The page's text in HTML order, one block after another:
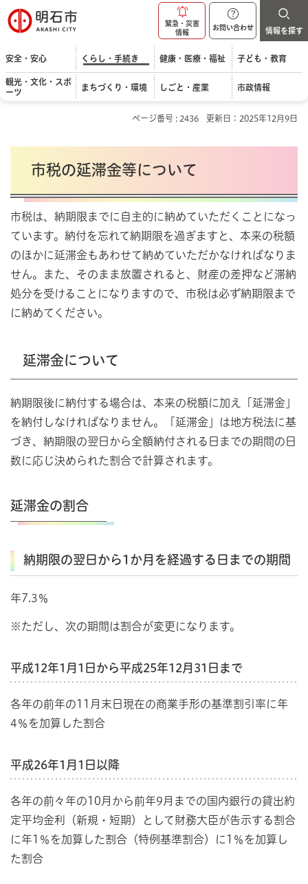
明石市
緊急・災害
情報
お問い合わせ 情報を探す
安全・安心 くらし・手続き 健康・医療・福祉 子ども・教育
観光・文化・スポ
ーツ
まちづくり・環境 しごと・産業 市政情報
ページ番号 : 2436 更新日：2025年12月9日
市税の延滞金等について
市税は、納期限までに自主的に納めていただくことになっ
ています。納付を忘れて納期限を過ぎますと、本来の税額
のほかに延滞金もあわせて納めていただかなければなりま
せん。また、そのまま放置されると、財産の差押など滞納
処分を受けることになりますので、市税は必ず納期限まで
に納めてください。
延滞金について
納期限後に納付する場合は、本来の税額に加え「延滞金」
を納付しなければなりません。「延滞金」は地方税法に基
づき、納期限の翌日から全額納付される日までの期間の日
数に応じ決められた割合で計算されます。
延滞金の割合
納期限の翌日から1か月を経過する日までの期間
年7.3％
※ただし、次の期間は割合が変更になります。
平成12年1月1日から平成25年12月31日まで
各年の前年の11月末日現在の商業手形の基準割引率に年
4％を加算した割合
平成26年1月1日以降
各年の前々年の10月から前年9月までの国内銀行の貸出約
定平均金利（新規・短期）として財務大臣が告示する割合
に年1％を加算した割合（特例基準割合）に1％を加算し
た割合